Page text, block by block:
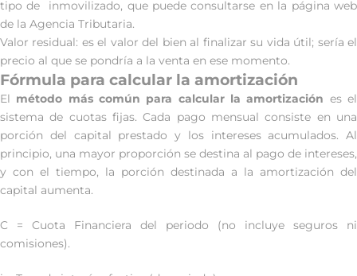
tipo de inmovilizado, que puede consultarse en la página web
de la Agencia Tributaria.
Valor residual: es el valor del bien al finalizar su vida útil; sería el
precio al que se pondría a la venta en ese momento.
Fórmula para calcular la amortización
El método más común para calcular la amortización es el
sistema de cuotas fijas. Cada pago mensual consiste en una
porción del capital prestado y los intereses acumulados. Al
principio, una mayor proporción se destina al pago de intereses,
y con el tiempo, la porción destinada a la amortización del
capital aumenta.
C = Cuota Financiera del periodo (no incluye seguros ni
comisiones).